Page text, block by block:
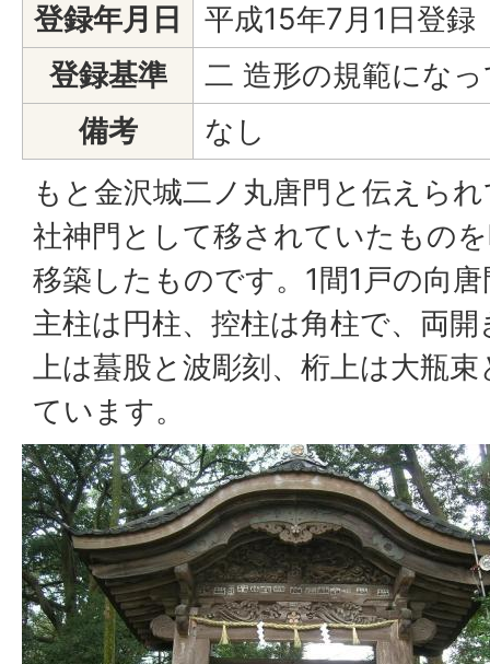
登録年月日
平成15年7月1日登録
登録基準
二 造形の規範にな
備考
なし
もと金沢城二ノ丸唐門と伝えら
社神門として移されていたもの
移築したものです。1間1戸の向
主柱は円柱、控柱は角柱で、両
上は蟇股と波彫刻、桁上は大瓶
ています。